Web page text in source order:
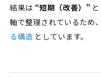
結果は “短期（改善）” と
軸で整理されているため、
る構造 としています。